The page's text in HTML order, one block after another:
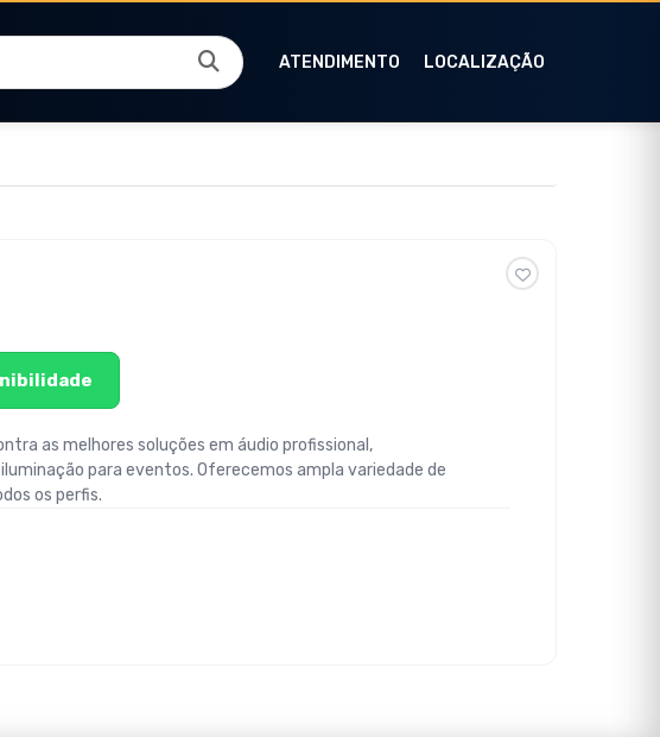
ATENDIMENTO LOCALIZAÇÃO
as melhores soluções em áudio profissional,
para eventos. Oferecemos ampla variedade de
os perfis.